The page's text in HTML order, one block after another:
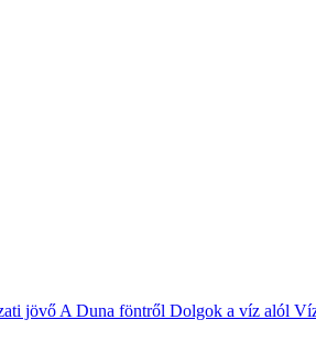
jövő A Duna föntről Dolgok a víz alól